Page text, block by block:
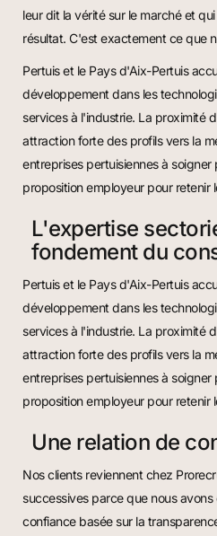
leur dit la vérité sur le marché et
résultat. C'est exactement ce que
Pertuis et le Pays d'Aix-Pertuis
développement dans les
services à l'industrie. La proximité
attraction forte des profils vers la
entreprises pertuisiennes à soigner
proposition employeur pour retenir
L'expertise
fondement du
Pertuis et le Pays d'Aix-Pertuis
développement dans les
services à l'industrie. La proximité
attraction forte des profils vers la
entreprises pertuisiennes à soigner
proposition employeur pour retenir
Une relation de
Nos clients reviennent chez
successives parce que nous
confiance basée sur la